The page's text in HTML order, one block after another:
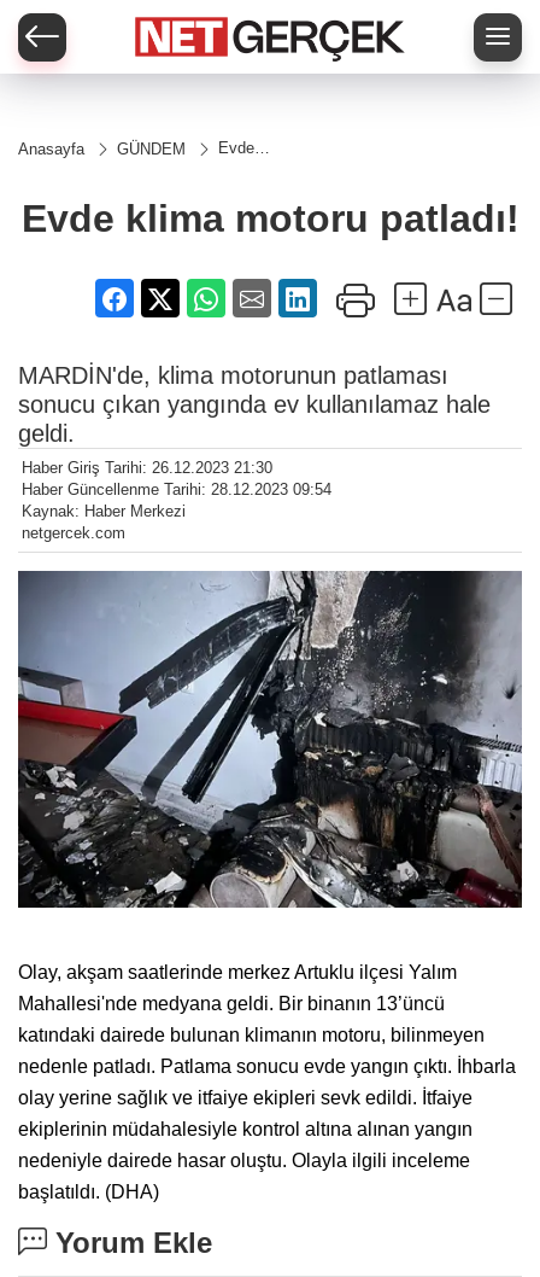
Anasayfa GÜNDEM
Evde
Evde klima motoru patladı!
MARDİN'de, klima motorunun patlaması
sonucu çıkan yangında ev kullanılamaz hale
geldi.
Haber Giriş Tarihi: 26.12.2023 21:30
Haber Güncellenme Tarihi: 28.12.2023 09:54
Kaynak: Haber Merkezi
netgercek.com
Olay, akşam saatlerinde merkez Artuklu ilçesi Yalım
Mahallesi'nde medyana geldi. Bir binanın 13’üncü
katındaki dairede bulunan klimanın motoru, bilinmeyen
nedenle patladı. Patlama sonucu evde yangın çıktı. İhbarla
olay yerine sağlık ve itfaiye ekipleri sevk edildi. İtfaiye
ekiplerinin müdahalesiyle kontrol altına alınan yangın
nedeniyle dairede hasar oluştu. Olayla ilgili inceleme
başlatıldı. (DHA)
Yorum Ekle